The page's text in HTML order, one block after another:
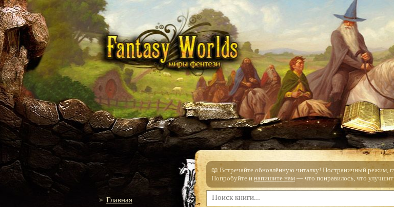
Главная
📖 Встречайте обновлённую читалку! Постраничный режим,
Попробуйте и напишите нам — что понравилось, что